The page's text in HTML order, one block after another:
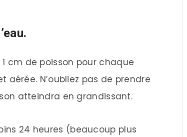
cm de poisson pour chaque
N’oubliez pas de prendre
atteindra en grandissant.
24 heures (beaucoup plus